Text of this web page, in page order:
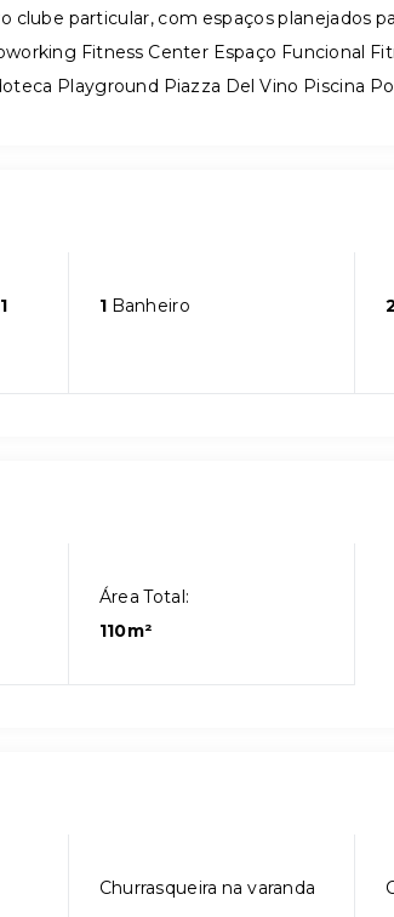
clube particular, com espaços planejados
Fitness Center Espaço Funcional
Playground Piazza Del Vino Piscina
1
1Banheiro 2
Área Total:
110m²
Churrasqueira na varanda